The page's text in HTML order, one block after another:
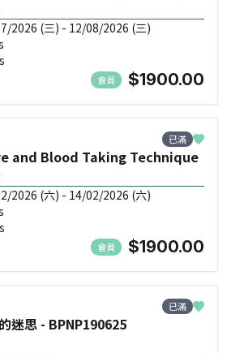
2026 (三) - 12/08/2026 (三)
會員 $1900.00
已滿
and Blood Taking Technique
2026 (六) - 14/02/2026 (六)
會員 $1900.00
已滿
迷思 - BPNP190625